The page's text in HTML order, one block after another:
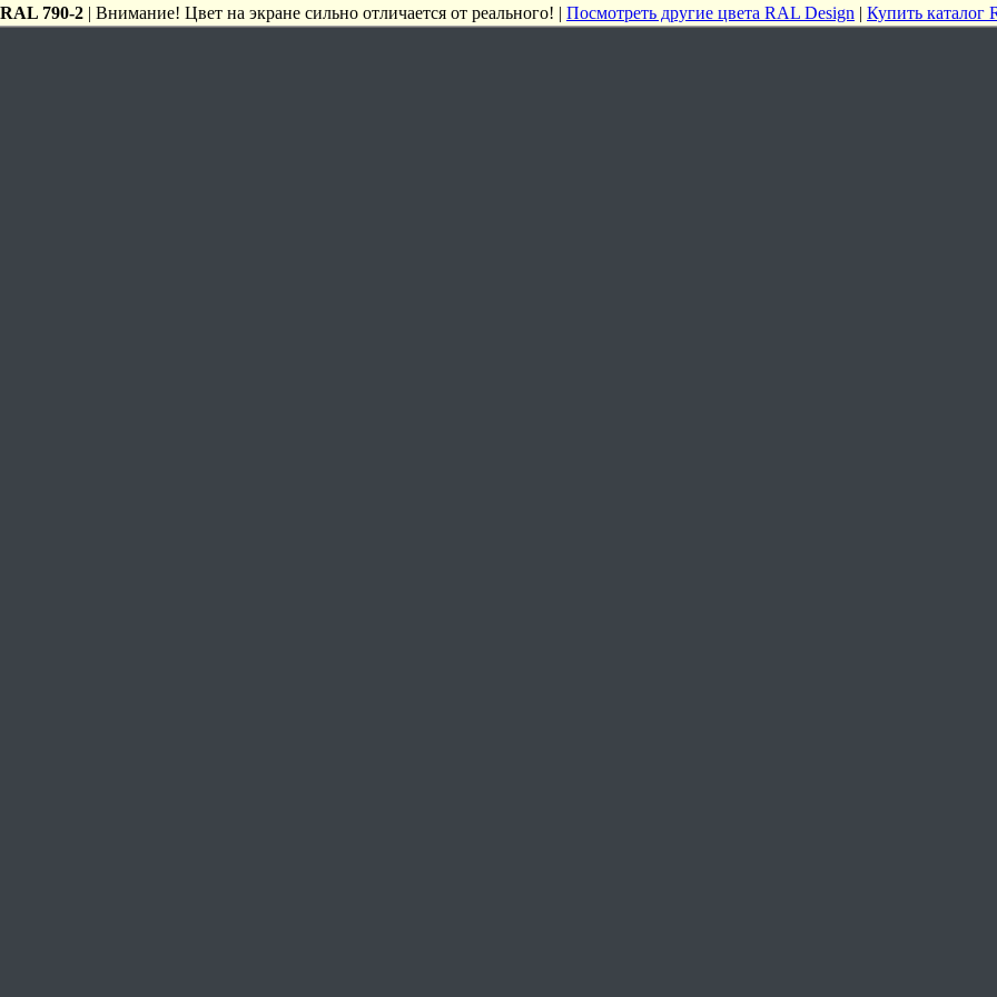
RAL 790-2 | Внимание! Цвет на экране сильно отличается от реального! | Посмотреть другие цвета RAL Design | Купить каталог